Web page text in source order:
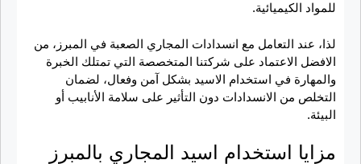
للمواد الكيميائية.
لذا، عند التعامل مع انسدادات المجاري الصعبة في المبرز، من
الافضل الاعتماد على شركتنا المتخصصة التي تمتلك الخبرة
والمهارة في استخدام الاسيد بشكل آمن وفعال، لضمان
التخلص من الانسدادات دون التأثير على سلامة الأنابيب أو
البيئة.
مزايا استخدام اسيد المجاري بالمبرز